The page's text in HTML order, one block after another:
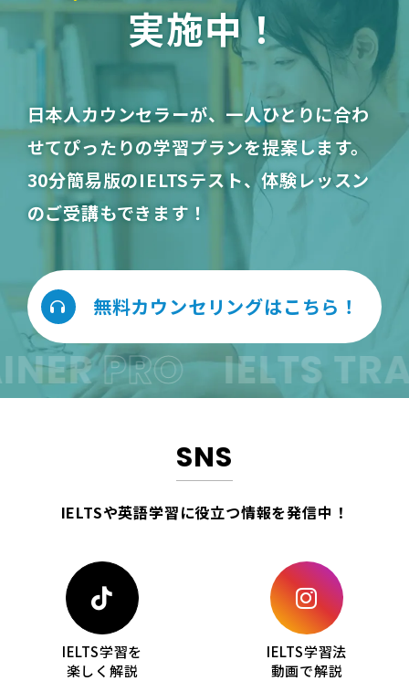
実施中！
日本人カウンセラーが、一人ひとりに合わ
せてぴったりの学習プランを提案します。
30分簡易版のIELTSテスト、体験レッスン
のご受講もできます！
無料カウンセリングはこちら！
PRO IELTS
SNS
IELTSや英語学習に役立つ情報を発信中！
IELTS学習を
楽しく解説
IELTS学習法
動画で解説